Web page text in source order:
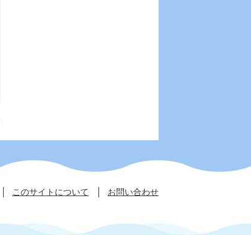
このサイトについて お問い合わせ